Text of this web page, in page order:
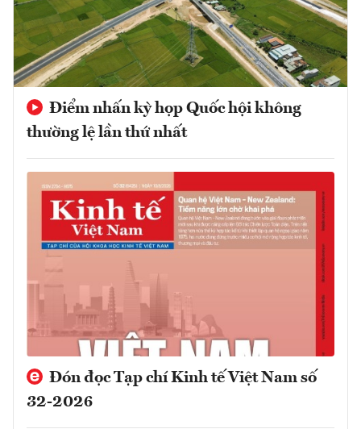
Điểm nhấn kỳ họp Quốc hội không
thường lệ lần thứ nhất
Đón đọc Tạp chí Kinh tế Việt Nam số
32-2026